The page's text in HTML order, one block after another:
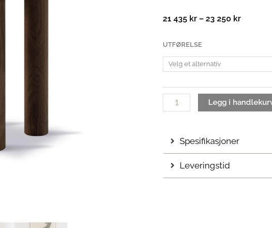
21 435 kr – 23 250 kr
til
UTFØRELSE
Islets
Sidebord
antall
Legg i
Spesifikasjoner
Leveringstid